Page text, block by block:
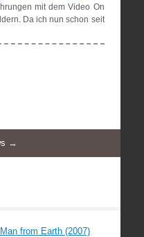
mit dem Video On
Da ich nun schon seit
→
from Earth (2007)